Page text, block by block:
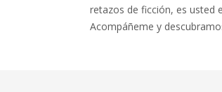
retazos de ficción, es usted
Acompáñeme y